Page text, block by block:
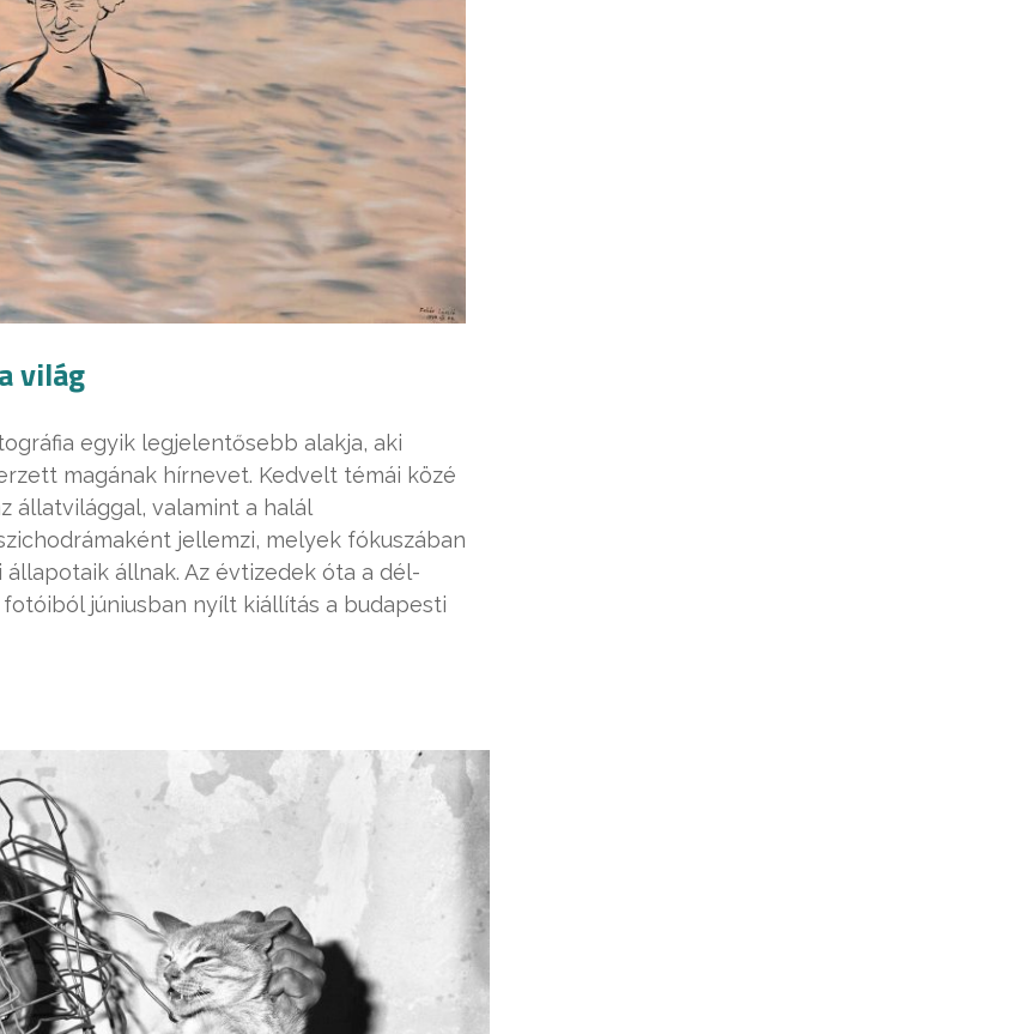
világ
egyik legjelentősebb alakja, aki
magának hírnevet. Kedvelt témái közé
állatvilággal, valamint a halál
jellemzi, melyek fókuszában
állnak. Az évtizedek óta a dél-
júniusban nyílt kiállítás a budapesti